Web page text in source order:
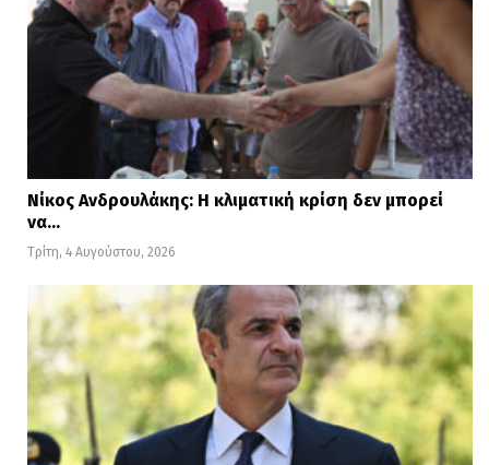
Νίκος Ανδρουλάκης: Η κλιματική κρίση δεν μπορεί
να…
Τρίτη, 4 Αυγούστου, 2026